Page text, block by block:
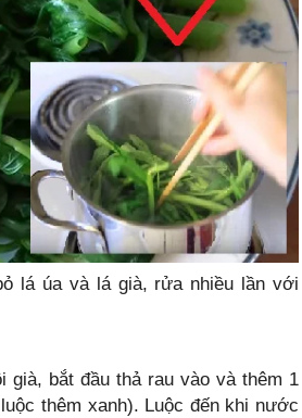
lá úa và lá già, rửa nhiều lần với
bắt đầu thả rau vào và thêm 1
thêm xanh). Luộc đến khi nước